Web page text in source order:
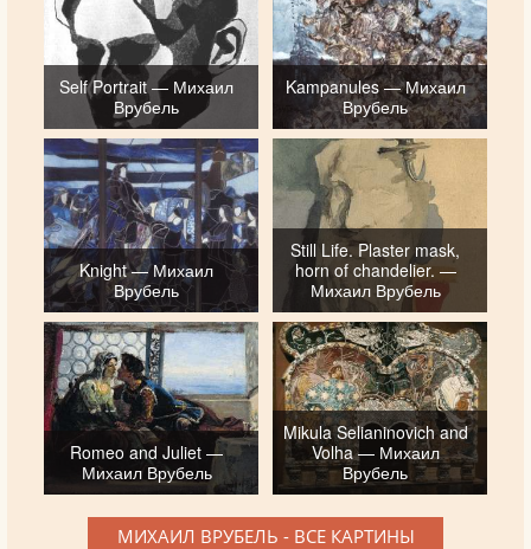
Self Portrait — Михаил
Врубель
Kampanules — Михаил
Врубель
Knight — Михаил
Врубель
Still Life. Plaster mask,
horn of chandelier. —
Михаил Врубель
Romeo and Juliet —
Михаил Врубель
Mikula Selianinovich and
Volha — Михаил
Врубель
МИХАИЛ ВРУБЕЛЬ - ВСЕ КАРТИНЫ